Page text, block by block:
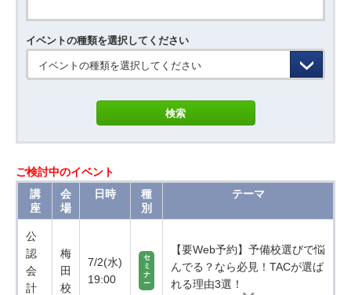
イベントの種類を選択してください
イベントの種類を選択してください
ご検討中のイベント
講
座
会
場
日時
種
別
テーマ
公
認
会
計
梅
田
校
7/2(水)
19:00
セ
ミ
ナ
ー
【要Web予約】予備校選びで悩
んでる？なら必見！TACが選ば
れる理由3選！